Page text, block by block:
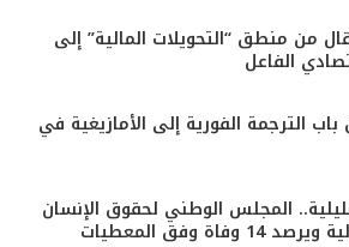
من منطق “التحويلات المالية” إلى
الفاعل
الترجمة الفورية إلى الأمازيغية في
المجلس الوطني لحقوق الإنسان
يكشف خلاصاته الأولية ويرصد 14 وفاة وفق المعطيات